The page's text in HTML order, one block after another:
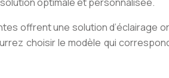
offrent une solution d’éclairage
choisir le modèle qui